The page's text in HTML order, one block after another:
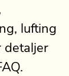
lufting
detaljer